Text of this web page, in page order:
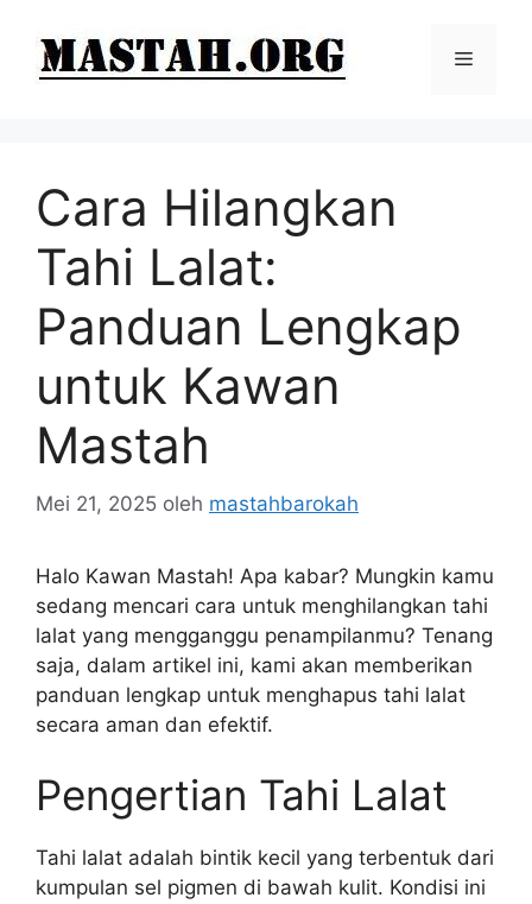
Menu
Cara Hilangkan
Tahi Lalat:
Panduan Lengkap
untuk Kawan
Mastah
Mei 21, 2025 oleh mastahbarokah
Halo Kawan Mastah! Apa kabar? Mungkin kamu
sedang mencari cara untuk menghilangkan tahi
lalat yang mengganggu penampilanmu? Tenang
saja, dalam artikel ini, kami akan memberikan
panduan lengkap untuk menghapus tahi lalat
secara aman dan efektif.
Pengertian Tahi Lalat
Tahi lalat adalah bintik kecil yang terbentuk dari
kumpulan sel pigmen di bawah kulit. Kondisi ini